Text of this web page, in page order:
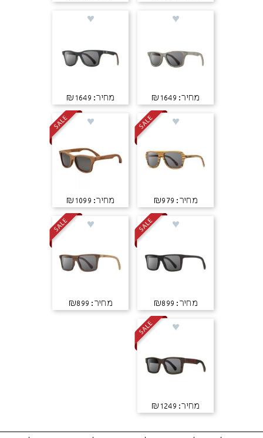
מחיר: ₪1649 מחיר: ₪1649
מחיר: ₪979 מחיר: ₪1099
מחיר: ₪899 מחיר: ₪899
מחיר: ₪1249